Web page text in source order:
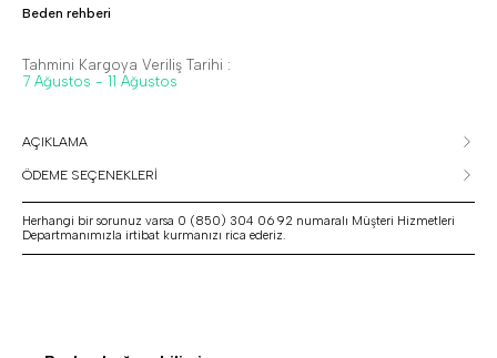
Beden rehberi
Tahmini Kargoya Veriliş Tarihi :
7 Ağustos - 11 Ağustos
AÇIKLAMA
ÖDEME SEÇENEKLERİ
Herhangi bir sorunuz varsa 0 (850) 304 06 92 numaralı Müşteri Hizmetleri
Departmanımızla irtibat kurmanızı rica ederiz.